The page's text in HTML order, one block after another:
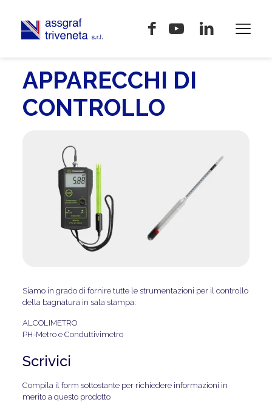
APPARECCHI DI
CONTROLLO
Siamo in grado di fornire tutte le strumentazioni per il controllo
della bagnatura in sala stampa:
ALCOLIMETRO
PH-Metro e Conduttivimetro
Scrivici
Compila il form sottostante per richiedere informazioni in
merito a questo prodotto